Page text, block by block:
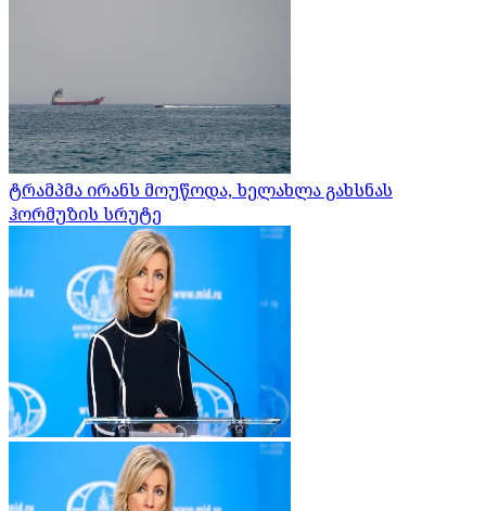
ტრამპმა ირანს მოუწოდა, ხელახლა გახსნას
ჰორმუზის სრუტე